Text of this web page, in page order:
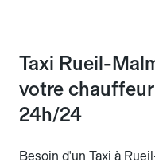
Taxi Rueil-
votre
24h/24
Besoin d'un Taxi à